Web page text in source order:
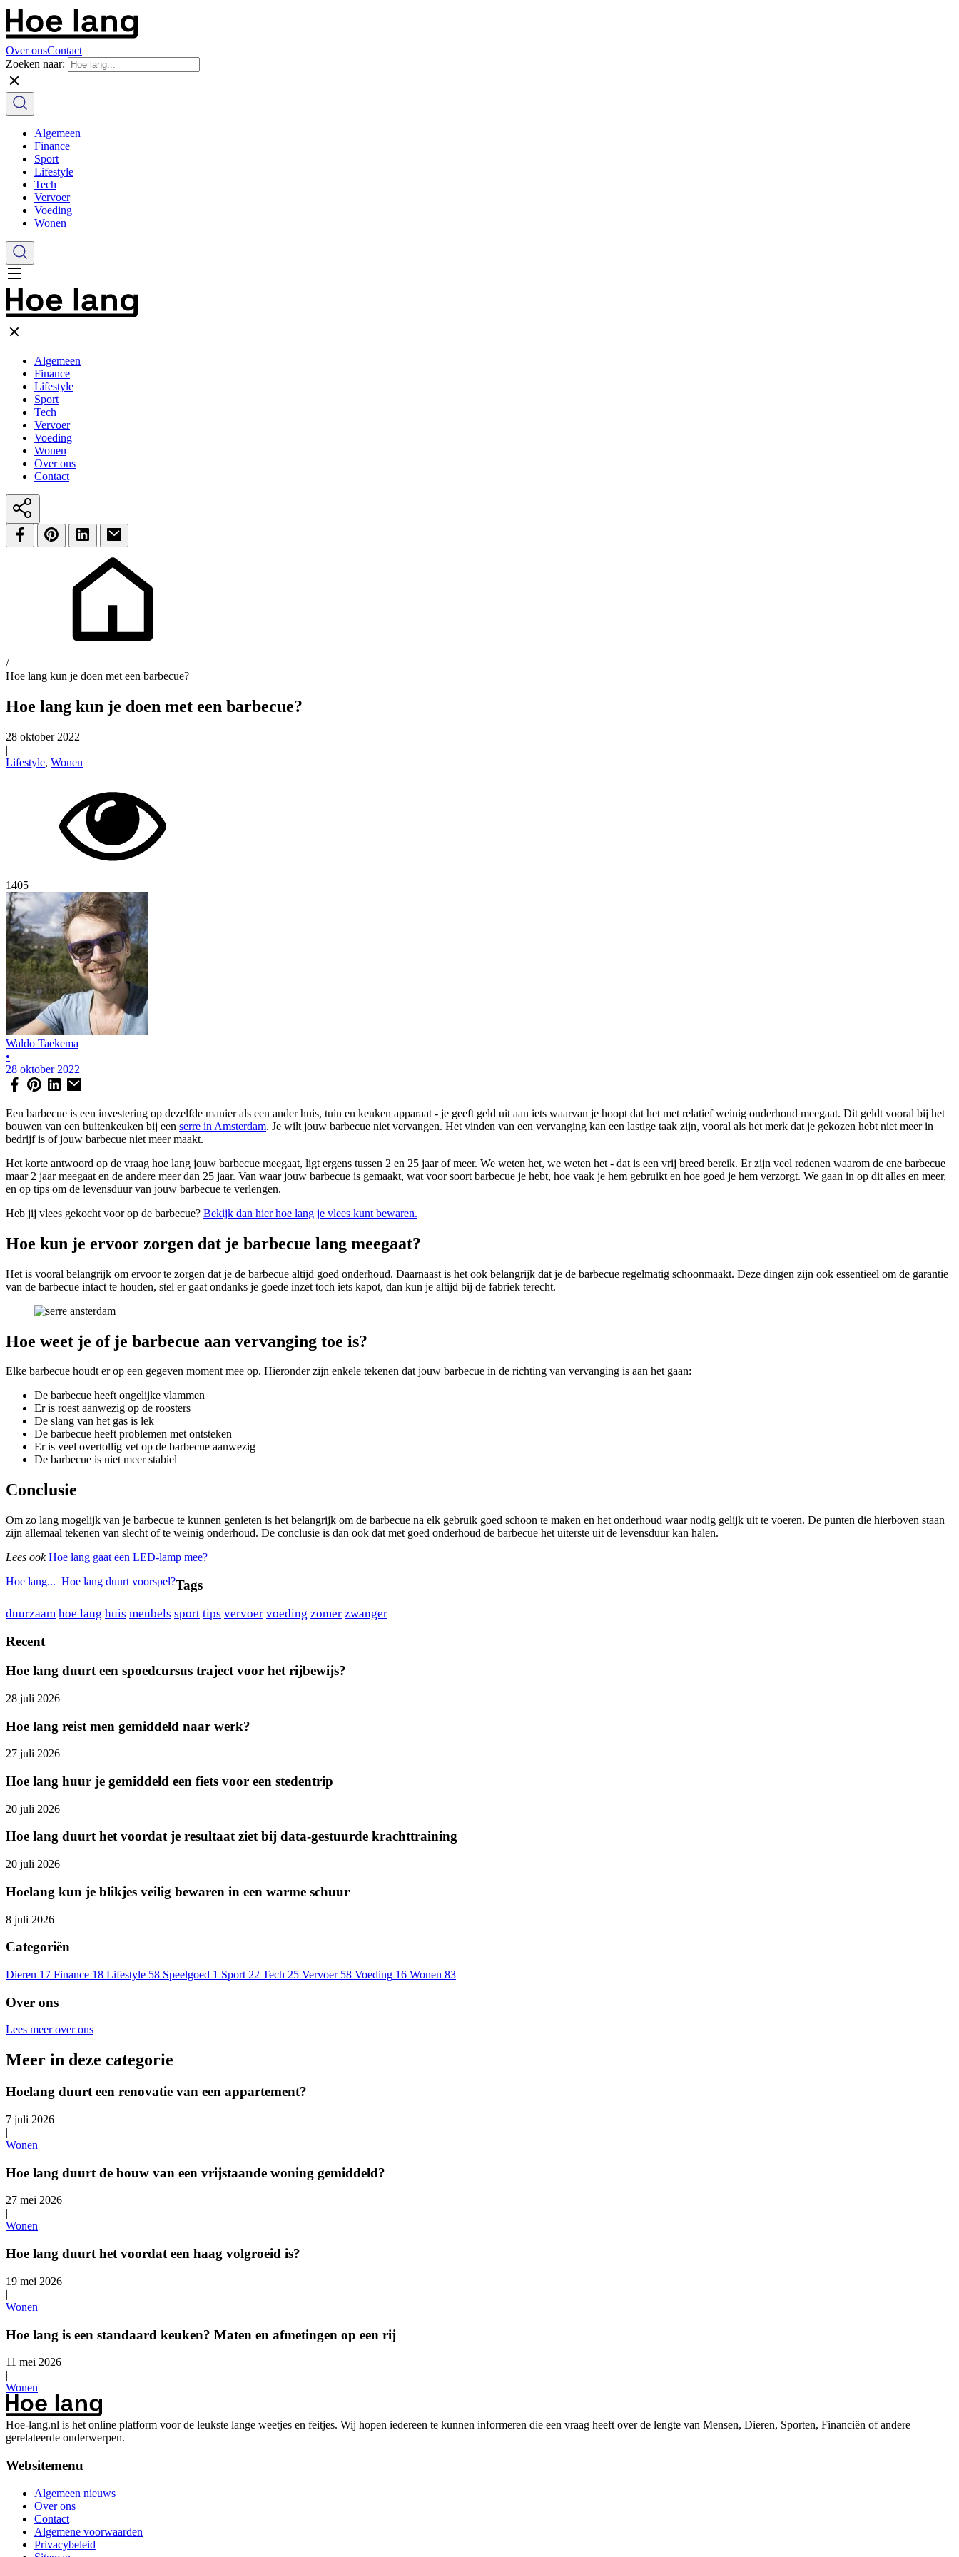
Over onsContact
Zoeken naar:
Algemeen
Finance
Sport
Lifestyle
Tech
Vervoer
Voeding
Wonen
Algemeen
Finance
Lifestyle
Sport
Tech
Vervoer
Voeding
Wonen
Over ons
Contact
/
Hoe lang kun je doen met een barbecue?
Hoe lang kun je doen met een barbecue?
28 oktober 2022
|
Lifestyle, Wonen
1405
Waldo Taekema
•
28 oktober 2022
Een barbecue is een investering op dezelfde manier als een ander huis, tuin en keuken apparaat - je geeft geld uit aan iets waarvan je hoopt dat het met relatief weinig onderhoud meegaat. Dit geldt vooral bij het
bouwen van een buitenkeuken bij een serre in Amsterdam. Je wilt jouw barbecue niet vervangen. Het vinden van een vervanging kan een lastige taak zijn, vooral als het merk dat je gekozen hebt niet meer in
bedrijf is of jouw barbecue niet meer maakt.
Het korte antwoord op de vraag hoe lang jouw barbecue meegaat, ligt ergens tussen 2 en 25 jaar of meer. We weten het, we weten het - dat is een vrij breed bereik. Er zijn veel redenen waarom de ene barbecue
maar 2 jaar meegaat en de andere meer dan 25 jaar. Van waar jouw barbecue is gemaakt, wat voor soort barbecue je hebt, hoe vaak je hem gebruikt en hoe goed je hem verzorgt. We gaan in op dit alles en meer,
en op tips om de levensduur van jouw barbecue te verlengen.
Heb jij vlees gekocht voor op de barbecue? Bekijk dan hier hoe lang je vlees kunt bewaren.
Hoe kun je ervoor zorgen dat je barbecue lang meegaat?
Het is vooral belangrijk om ervoor te zorgen dat je de barbecue altijd goed onderhoud. Daarnaast is het ook belangrijk dat je de barbecue regelmatig schoonmaakt. Deze dingen zijn ook essentieel om de garantie
van de barbecue intact te houden, stel er gaat ondanks je goede inzet toch iets kapot, dan kun je altijd bij de fabriek terecht.
Hoe weet je of je barbecue aan vervanging toe is?
Elke barbecue houdt er op een gegeven moment mee op. Hieronder zijn enkele tekenen dat jouw barbecue in de richting van vervanging is aan het gaan:
De barbecue heeft ongelijke vlammen
Er is roest aanwezig op de roosters
De slang van het gas is lek
De barbecue heeft problemen met ontsteken
Er is veel overtollig vet op de barbecue aanwezig
De barbecue is niet meer stabiel
Conclusie
Om zo lang mogelijk van je barbecue te kunnen genieten is het belangrijk om de barbecue na elk gebruik goed schoon te maken en het onderhoud waar nodig gelijk uit te voeren. De punten die hierboven staan
zijn allemaal tekenen van slecht of te weinig onderhoud. De conclusie is dan ook dat met goed onderhoud de barbecue het uiterste uit de levensduur kan halen.
Lees ookHoe lang gaat een LED-lamp mee?
Hoe lang... Hoe lang duurt voorspel?Tags
duurzaam hoe lang huis meubels sport tips vervoer voeding zomer zwanger
Recent
Hoe lang duurt een spoedcursus traject voor het rijbewijs?
28 juli 2026
Hoe lang reist men gemiddeld naar werk?
27 juli 2026
Hoe lang huur je gemiddeld een fiets voor een stedentrip
20 juli 2026
Hoe lang duurt het voordat je resultaat ziet bij data-gestuurde krachttraining
20 juli 2026
Hoelang kun je blikjes veilig bewaren in een warme schuur
8 juli 2026
Categoriën
Dieren 17 Finance 18 Lifestyle 58 Speelgoed 1 Sport 22 Tech 25 Vervoer 58 Voeding 16 Wonen 83
Over ons
Lees meer over ons
Meer in deze categorie
Hoelang duurt een renovatie van een appartement?
7 juli 2026
|
Wonen
Hoe lang duurt de bouw van een vrijstaande woning gemiddeld?
27 mei 2026
|
Wonen
Hoe lang duurt het voordat een haag volgroeid is?
19 mei 2026
|
Wonen
Hoe lang is een standaard keuken? Maten en afmetingen op een rij
11 mei 2026
|
Wonen
Hoe-lang.nl is het online platform voor de leukste lange weetjes en feitjes. Wij hopen iedereen te kunnen informeren die een vraag heeft over de lengte van Mensen, Dieren, Sporten, Financiën of andere
gerelateerde onderwerpen.
Websitemenu
Algemeen nieuws
Over ons
Contact
Algemene voorwaarden
Privacybeleid